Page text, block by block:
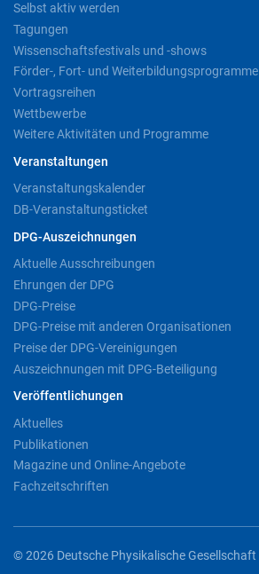
Selbst aktiv werden
Tagungen
Wissenschaftsfestivals und -shows
Förder-, Fort- und Weiterbildungsprogramme
Vortragsreihen
Wettbewerbe
Weitere Aktivitäten und Programme
Veranstaltungen
Veranstaltungskalender
DB-Veranstaltungsticket
DPG-Auszeichnungen
Aktuelle Ausschreibungen
Ehrungen der DPG
DPG-Preise
DPG-Preise mit anderen Organisationen
Preise der DPG-Vereinigungen
Auszeichnungen mit DPG-Beteiligung
Veröffentlichungen
Aktuelles
Publikationen
Magazine und Online-Angebote
Fachzeitschriften
© 2026 Deutsche Physikalische Gesellschaft